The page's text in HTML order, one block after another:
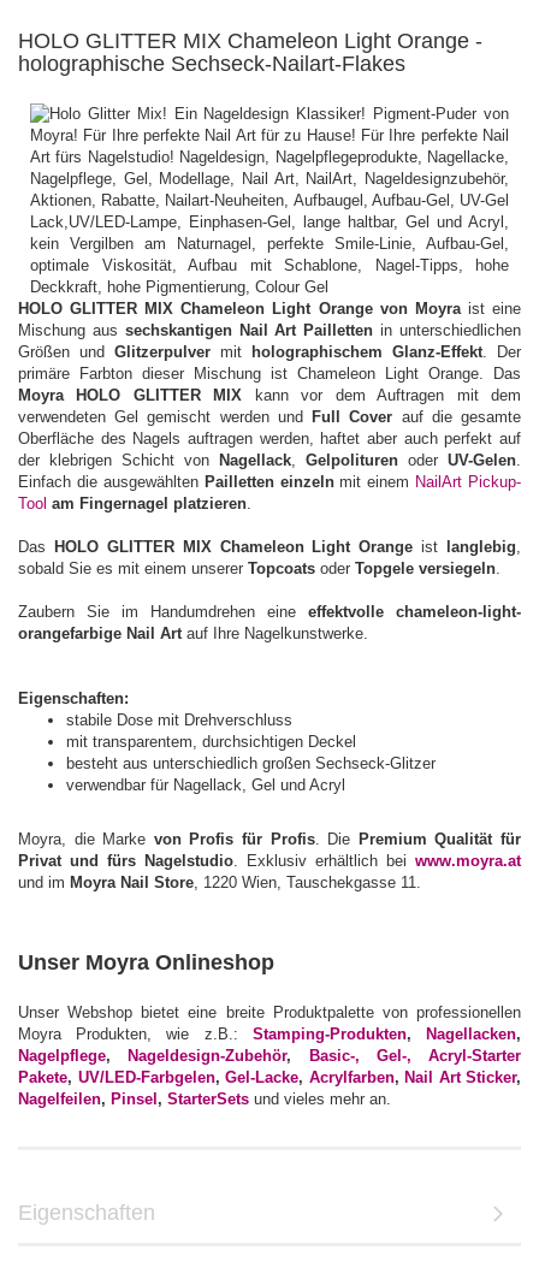
HOLO GLITTER MIX Chameleon Light Orange -
holographische Sechseck-Nailart-Flakes
HOLO GLITTER MIX Chameleon Light Orange von Moyraist eine
Mischung aus sechskantigen Nail Art Pailletten in unterschiedlichen
Größen und Glitzerpulver mit holographischem Glanz-Effekt . Der
primäre Farbton dieser Mischung ist Chameleon Light Orange. Das
Moyra HOLO GLITTER MIX kann vor dem Auftragen mit dem
verwendeten Gel gemischt werden undFull Cover auf die gesamte
Oberfläche des Nagels auftragen werden, haftet aber auch perfekt auf
der klebrigen Schicht von Nagellack Gelpolituren oder UV-Gelen
Einfach die ausgewählten Pailletten einzelnmit einem NailArt Pickup-
Tool am Fingernagel platzieren
Das HOLO GLITTER MIX Chameleon Light Orangeist langlebig
sobald Sie es mit einem unserer Topcoats oder Topgele versiegeln
Zaubern Sie im Handumdrehen eine effektvolle chameleon-light-
orangefarbige Nail Art auf Ihre Nagelkunstwerke.
Eigenschaften:
stabile Dose mit Drehverschluss
mit transparentem, durchsichtigen Deckel
besteht aus unterschiedlich großen Sechseck-Glitzer
verwendbar für Nagellack, Gel und Acryl
Moyra, die Marke von Profis für Profis. Die Premium Qualität für
Privat und fürs Nagelstudio . Exklusiv erhältlich bei www.moyra.at
und im Moyra Nail Store , 1220 Wien, Tauschekgasse 11.
Unser Moyra Onlineshop
Unser Webshop bietet eine breite Produktpalette von professionellen
Moyra Produkten, wie z.B.: Stamping-Produkten,Nagellacken,
Nagelpflege,Nageldesign-Zubehör, Basic-, Gel-, Acryl-Starter
Pakete, UV/LED-Farbgelen, Gel-Lacke, Acrylfarben, Nail Art Sticker,
Nagelfeilen, Pinsel, StarterSets und vieles mehr an.
Eigenschaften